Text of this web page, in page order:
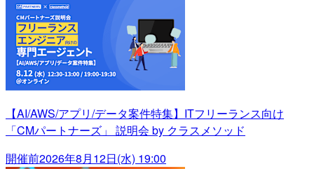
【AI/AWS/アプリ/データ案件特集】ITフリーランス向け
「CMパートナーズ」 説明会 by クラスメソッド
開催前2026年8月12日(水) 19:00